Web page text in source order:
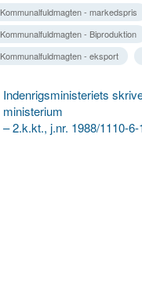
Kommunalfuldmagten - markedspris
Kommunalfuldmagten - Biproduktion
Kommunalfuldmagten - eksport
Indenrigsministeriets
ministerium
– 2.k.kt., j.nr. 1988/1110-6-